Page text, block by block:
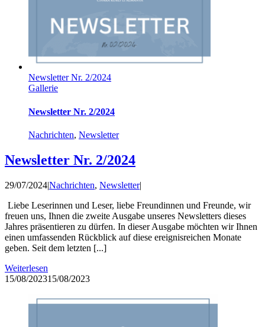
Newsletter Nr. 2/2024
Gallerie
Newsletter Nr. 2/2024
Nachrichten, Newsletter
Newsletter Nr. 2/2024
29/07/2024|Nachrichten, Newsletter|
Liebe Leserinnen und Leser, liebe Freundinnen und Freunde, wir
freuen uns, Ihnen die zweite Ausgabe unseres Newsletters dieses
Jahres präsentieren zu dürfen. In dieser Ausgabe möchten wir Ihnen
einen umfassenden Rückblick auf diese ereignisreichen Monate
geben. Seit dem letzten [...]
Weiterlesen
15/08/202315/08/2023